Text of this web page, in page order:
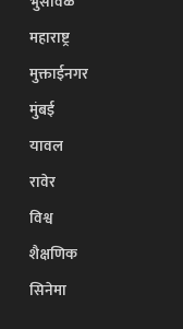
महाराष्ट्र
मुक्ताईनगर
मुंबई
यावल
रावेर
विश्व
शैक्षणिक
सिनेमा